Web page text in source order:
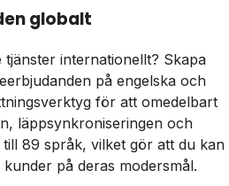
globalt
internationellt? Skapa
på engelska och
för att omedelbart
läppsynkroniseringen och
89 språk, vilket gör att du kan
på deras modersmål.